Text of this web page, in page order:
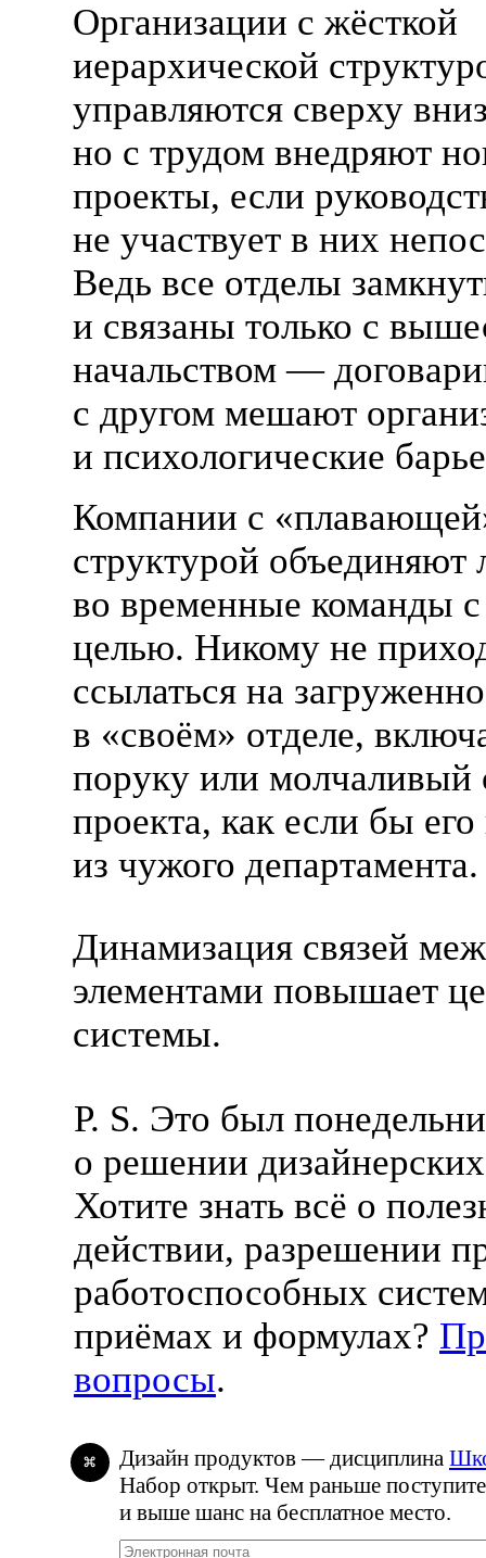
Организации с жёсткой
иерархической
управляются сверху
но с трудом внедряют
проекты, если
не участвует в них
Ведь все отделы
и связаны только с
начальством —
с другом мешают
и психологические
Компании с
структурой объединяют
во временные команды
целью. Никому не
ссылаться на
в «своём» отделе,
поруку или молчаливый
проекта, как если бы его
из чужого департамента.
Динамизация связей
элементами повышает
системы.
P. S. Это был
о решении
Хотите знать всё о
действии, разрешении
работоспособных
приёмах и формулах?
вопросы.
⌘ Дизайн продуктов — дисциплина
Набор открыт. Чем раньше
и выше шанс на бесплатное место.